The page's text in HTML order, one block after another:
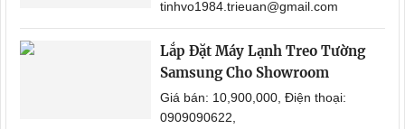
tinhvo1984.trieuan@gmail.com
Lắp Đặt Máy Lạnh Treo Tường
Samsung Cho Showroom
Giá bán: 10,900,000, Điện thoại:
0909090622,